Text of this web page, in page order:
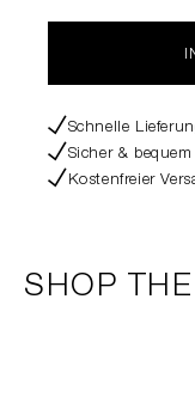
Schnelle
Sicher &
Kostenfreier
SHOP